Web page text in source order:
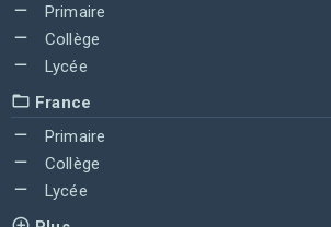
Primaire
Collège
Lycée
France
Primaire
Collège
Lycée